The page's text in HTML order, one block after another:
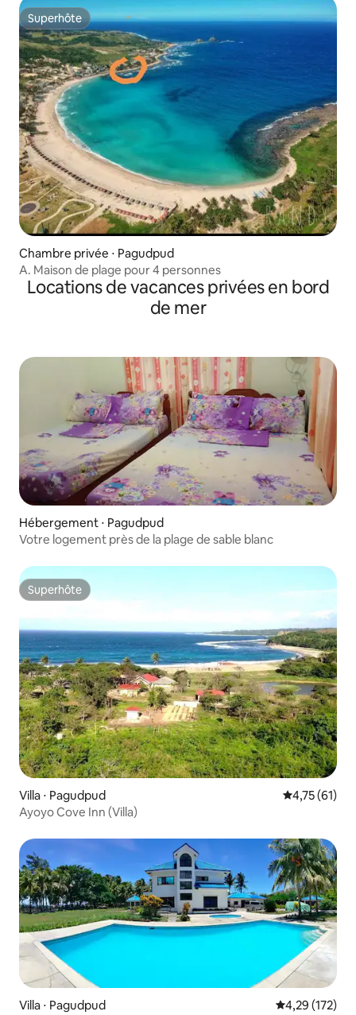
Superhôte
Superhôte
Chambre privée ⋅ Pagudpud
A. Maison de plage pour 4 personnes
Locations de vacances privées en bord
de mer
Hébergement ⋅ Pagudpud
Votre logement près de la plage de sable blanc
Superhôte
Superhôte
Villa ⋅ Pagudpud Évaluation
4,75 (61)
Ayoyo Cove Inn (Villa)
Villa ⋅ Pagudpud Évaluation
4,29 (172)